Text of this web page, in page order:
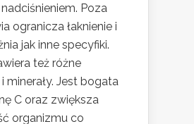
Poza
ogranicza łaknienie i
jak inne specyfiki.
też różne
minerały. Jest bogata
C oraz zwiększa
organizmu co